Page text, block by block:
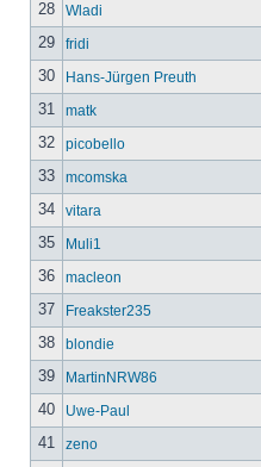
28 Wladi
29 fridi
30 Hans-Jürgen Preuth
31 matk
32 picobello
33 mcomska
34 vitara
35 Muli1
36 macleon
37 Freakster235
38 blondie
39 MartinNRW86
40 Uwe-Paul
41 zeno